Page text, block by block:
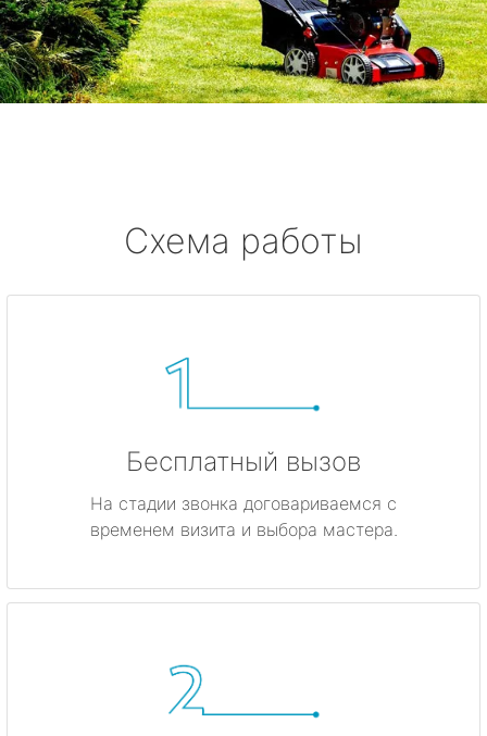
Схема работы
Бесплатный вызов
На стадии звонка договариваемся с
временем визита и выбора мастера.